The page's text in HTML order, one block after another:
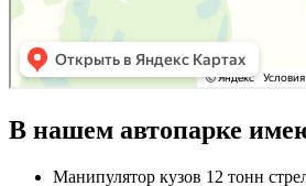
В нашем автопарке
Манипулятор кузов 12 тонн